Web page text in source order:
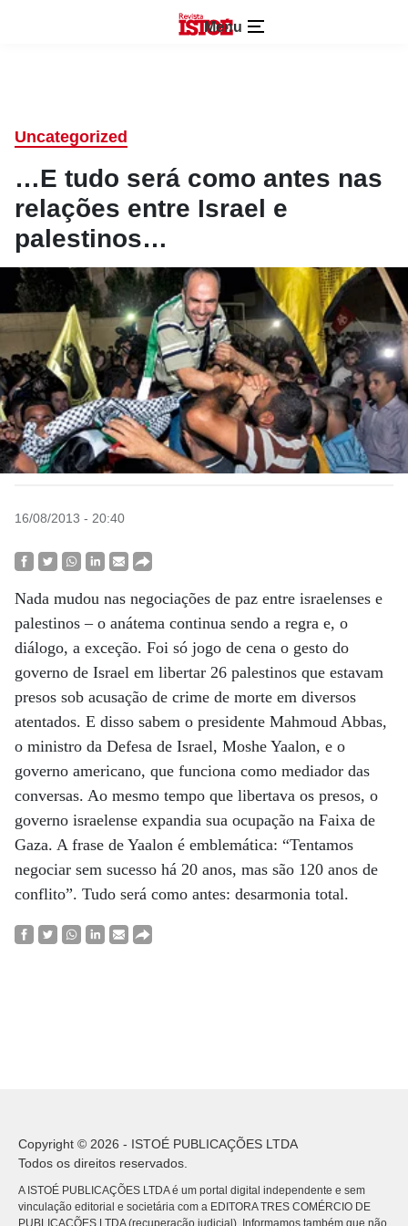
Menu
Uncategorized
…E tudo será como antes nas
relações entre Israel e
palestinos…
16/08/2013 - 20:40
Nada mudou nas negociações de paz entre israelenses e
palestinos – o anátema continua sendo a regra e, o
diálogo, a exceção. Foi só jogo de cena o gesto do
governo de Israel em libertar 26 palestinos que estavam
presos sob acusação de crime de morte em diversos
atentados. E disso sabem o presidente Mahmoud Abbas,
o ministro da Defesa de Israel, Moshe Yaalon, e o
governo americano, que funciona como mediador das
conversas. Ao mesmo tempo que libertava os presos, o
governo israelense expandia sua ocupação na Faixa de
Gaza. A frase de Yaalon é emblemática: “Tentamos
negociar sem sucesso há 20 anos, mas são 120 anos de
conflito”. Tudo será como antes: desarmonia total.
Copyright © 2026 - ISTOÉ PUBLICAÇÕES LTDA
Todos os direitos reservados.
A ISTOÉ PUBLICAÇÕES LTDA é um portal digital independente e sem
vinculação editorial e societária com a EDITORA TRES COMÉRCIO DE
PUBLICACÕES LTDA (recuperação judicial). Informamos também que não